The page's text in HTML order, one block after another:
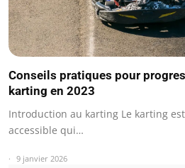
Conseils pratiques pour
karting en 2023
Introduction au karting Le karting
accessible qui…
9 janvier 2026